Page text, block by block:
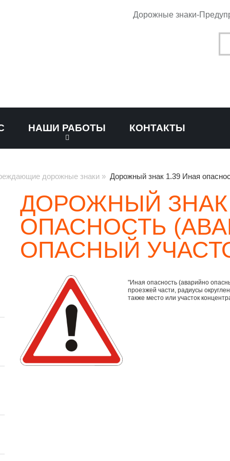
Дорожные знаки-
НАШИ РАБОТЫ КОНТАКТЫ
дорожные знаки » Дорожный знак 1.39 Иная
ДОРОЖНЫЙ ЗНАК
ОПАСНОСТЬ
ОПАСНЫЙ
"Иная опасность (аварийно
проезжей части, радиусы
также место или участок